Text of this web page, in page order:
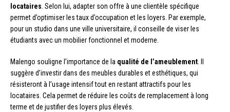
locataires. Selon lui, adapter son offre à une clientèle spécifique
permet d’optimiser les taux d’occupation et les loyers. Par exemple,
pour un studio dans une ville universitaire, il conseille de viser les
étudiants avec un mobilier fonctionnel et moderne.
Malengo souligne l’importance de la qualité de l’ameublement. Il
suggère d’investir dans des meubles durables et esthétiques, qui
résisteront à l’usage intensif tout en restant attractifs pour les
locataires. Cela permet de réduire les coûts de remplacement à long
terme et de justifier des loyers plus élevés.